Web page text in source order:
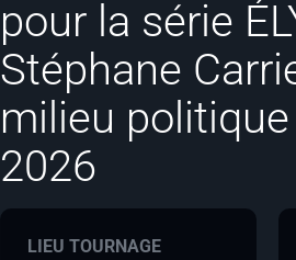
pour la série
Stéphane
milieu
2026
LIEU TOURNAGE